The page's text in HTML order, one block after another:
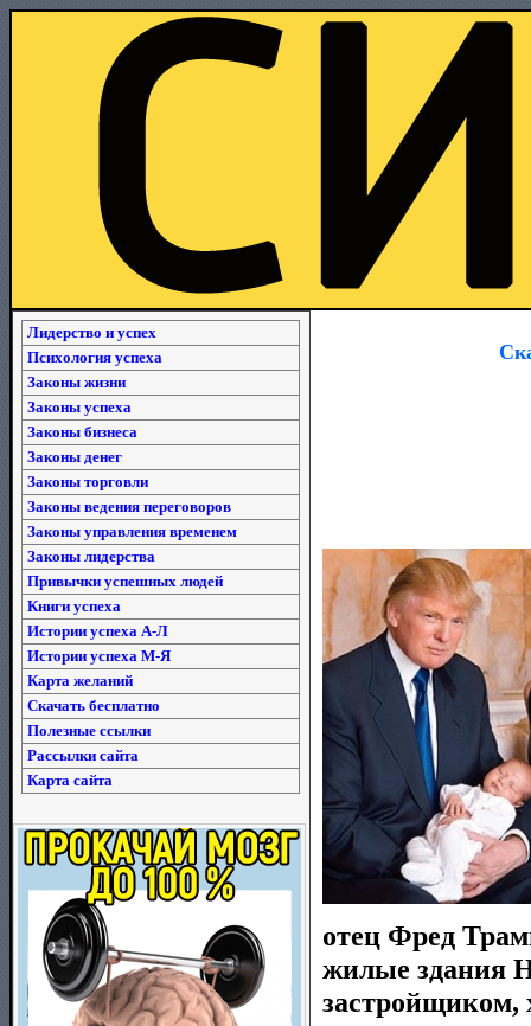
Лидерство и успех
Психология успеха
Законы жизни
Законы успеха
Законы бизнеса
Законы денег
Законы торговли
Законы ведения переговоров
Законы управления временем
Законы лидерства
Привычки успешных людей
Книги успеха
Истории успеха А-Л
Истории успеха М-Я
Карта желаний
Скачать бесплатно
Полезные ссылки
Рассылки сайта
Карта сайта
отец Фред
жилые здания
застройщиком,